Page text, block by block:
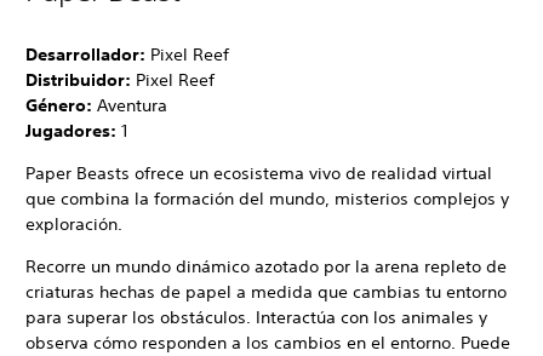
Desarrollador: Pixel Reef
Distribuidor: Pixel Reef
Género: Aventura
Jugadores: 1
Paper Beasts ofrece un ecosistema vivo de realidad virtual
que combina la formación del mundo, misterios complejos y
exploración.
Recorre un mundo dinámico azotado por la arena repleto de
criaturas hechas de papel a medida que cambias tu entorno
para superar los obstáculos. Interactúa con los animales y
observa cómo responden a los cambios en el entorno. Puede